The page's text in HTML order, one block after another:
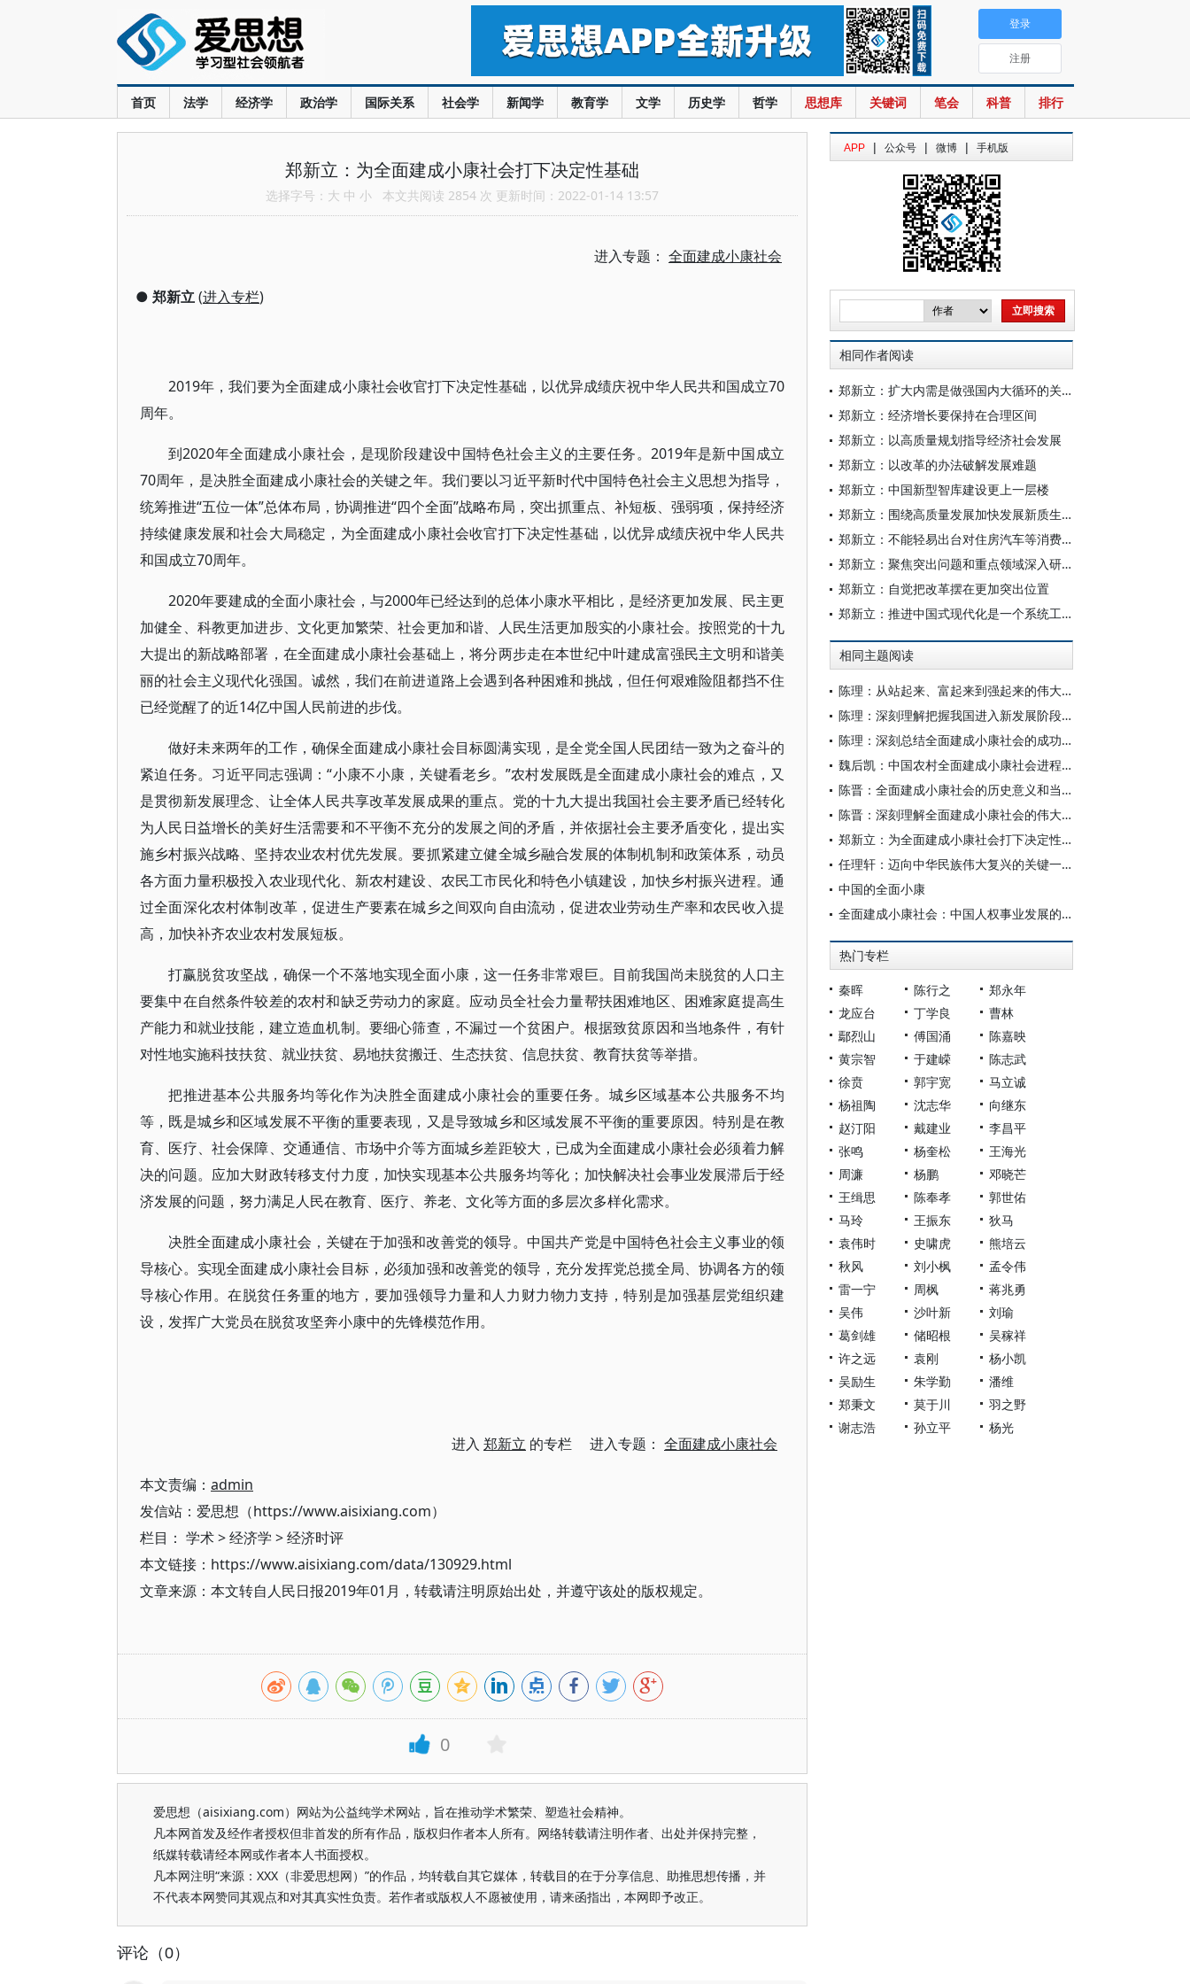
首页 法学 经济学 政治学 国际关系 社会学 新闻学 教育学 文学 历史学 哲学 思想库 关键词 笔会 科普 排行
登录
注册
郑新立：为全面建成小康社会打下决定性基础
选择字号： 大 中 小 本文共阅读 2854 次 更新时间：2022-01-14 13:57
进入专题： 全面建成小康社会
● 郑新立(进入专栏)
2019年，我们要为全面建成小康社会收官打下决定性基础，以优异成绩庆祝中华人民共和国成立70
周年。
到2020年全面建成小康社会，是现阶段建设中国特色社会主义的主要任务。2019年是新中国成立
70周年，是决胜全面建成小康社会的关键之年。我们要以习近平新时代中国特色社会主义思想为指导，
统筹推进“五位一体”总体布局，协调推进“四个全面”战略布局，突出抓重点、补短板、强弱项，保持经济
持续健康发展和社会大局稳定，为全面建成小康社会收官打下决定性基础，以优异成绩庆祝中华人民共
和国成立70周年。
2020年要建成的全面小康社会，与2000年已经达到的总体小康水平相比，是经济更加发展、民主更
加健全、科教更加进步、文化更加繁荣、社会更加和谐、人民生活更加殷实的小康社会。按照党的十九
大提出的新战略部署，在全面建成小康社会基础上，将分两步走在本世纪中叶建成富强民主文明和谐美
丽的社会主义现代化强国。诚然，我们在前进道路上会遇到各种困难和挑战，但任何艰难险阻都挡不住
已经觉醒了的近14亿中国人民前进的步伐。
做好未来两年的工作，确保全面建成小康社会目标圆满实现，是全党全国人民团结一致为之奋斗的
紧迫任务。习近平同志强调：“小康不小康，关键看老乡。”农村发展既是全面建成小康社会的难点，又
是贯彻新发展理念、让全体人民共享改革发展成果的重点。党的十九大提出我国社会主要矛盾已经转化
为人民日益增长的美好生活需要和不平衡不充分的发展之间的矛盾，并依据社会主要矛盾变化，提出实
施乡村振兴战略、坚持农业农村优先发展。要抓紧建立健全城乡融合发展的体制机制和政策体系，动员
各方面力量积极投入农业现代化、新农村建设、农民工市民化和特色小镇建设，加快乡村振兴进程。通
过全面深化农村体制改革，促进生产要素在城乡之间双向自由流动，促进农业劳动生产率和农民收入提
高，加快补齐农业农村发展短板。
打赢脱贫攻坚战，确保一个不落地实现全面小康，这一任务非常艰巨。目前我国尚未脱贫的人口主
要集中在自然条件较差的农村和缺乏劳动力的家庭。应动员全社会力量帮扶困难地区、困难家庭提高生
产能力和就业技能，建立造血机制。要细心筛查，不漏过一个贫困户。根据致贫原因和当地条件，有针
对性地实施科技扶贫、就业扶贫、易地扶贫搬迁、生态扶贫、信息扶贫、教育扶贫等举措。
把推进基本公共服务均等化作为决胜全面建成小康社会的重要任务。城乡区域基本公共服务不均
等，既是城乡和区域发展不平衡的重要表现，又是导致城乡和区域发展不平衡的重要原因。特别是在教
育、医疗、社会保障、交通通信、市场中介等方面城乡差距较大，已成为全面建成小康社会必须着力解
决的问题。应加大财政转移支付力度，加快实现基本公共服务均等化；加快解决社会事业发展滞后于经
济发展的问题，努力满足人民在教育、医疗、养老、文化等方面的多层次多样化需求。
决胜全面建成小康社会，关键在于加强和改善党的领导。中国共产党是中国特色社会主义事业的领
导核心。实现全面建成小康社会目标，必须加强和改善党的领导，充分发挥党总揽全局、协调各方的领
导核心作用。在脱贫任务重的地方，要加强领导力量和人力财力物力支持，特别是加强基层党组织建
设，发挥广大党员在脱贫攻坚奔小康中的先锋模范作用。
进入 郑新立 的专栏 进入专题： 全面建成小康社会
本文责编： admin
发信站：爱思想（https://www.aisixiang.com）
栏目： 学术>经济学 >经济时评
本文链接：https://www.aisixiang.com/data/130929.html
文章来源：本文转自人民日报2019年01月，转载请注明原始出处，并遵守该处的版权规定。
0
爱思想（aisixiang.com）网站为公益纯学术网站，旨在推动学术繁荣、塑造社会精神。
凡本网首发及经作者授权但非首发的所有作品，版权归作者本人所有。网络转载请注明作者、出处并保持完整，
纸媒转载请经本网或作者本人书面授权。
凡本网注明“来源：XXX（非爱思想网）”的作品，均转载自其它媒体，转载目的在于分享信息、助推思想传播，并
不代表本网赞同其观点和对其真实性负责。若作者或版权人不愿被使用，请来函指出，本网即予改正。
评论（0）
APP | 公众号 | 微博 | 手机版
相同作者阅读
郑新立：扩大内需是做强国内大循环的关键着力点
郑新立：经济增长要保持在合理区间
郑新立：以高质量规划指导经济社会发展
郑新立：以改革的办法破解发展难题
郑新立：中国新型智库建设更上一层楼
郑新立：围绕高质量发展加快发展新质生产力
郑新立：不能轻易出台对住房汽车等消费品的行政限购规定
郑新立：聚焦突出问题和重点领域深入研究
郑新立：自觉把改革摆在更加突出位置
郑新立：推进中国式现代化是一个系统工程
相同主题阅读
陈理：从站起来、富起来到强起来的伟大飞跃
陈理：深刻理解把握我国进入新发展阶段的重要依据
陈理：深刻总结全面建成小康社会的成功经验，更好开启全面建设社会主义现代化国家新征程
魏后凯：中国农村全面建成小康社会进程评估
陈晋：全面建成小康社会的历史意义和当代启示
陈晋：深刻理解全面建成小康社会的伟大历史意义
郑新立：为全面建成小康社会打下决定性基础
任理轩：迈向中华民族伟大复兴的关键一步——写在“两个一百年”历史交汇之际
中国的全面小康
全面建成小康社会：中国人权事业发展的光辉篇章
热门专栏
秦晖 陈行之
郑永年
龙应台
丁学良
曹林
鄢烈山
傅国涌
陈嘉映
黄宗智
于建嵘
陈志武
徐贲
郭宇宽
马立诚
杨祖陶
沈志华
向继东
赵汀阳
戴建业
李昌平
张鸣
杨奎松
王海光
周濂
杨鹏
邓晓芒
王缉思
陈奉孝
郭世佑
马玲
王振东
狄马
袁伟时
史啸虎
熊培云
秋风
刘小枫
孟令伟
雷一宁
周枫
蒋兆勇
吴伟
沙叶新
刘瑜
葛剑雄
储昭根
吴稼祥
许之远
袁刚
杨小凯
吴励生
朱学勤
潘维
郑秉文
莫于川
羽之野
谢志浩
孙立平 杨光